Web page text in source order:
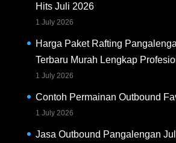
Hits Juli 2026
1 July 2026
Harga Paket Rafting
Terbaru Murah Lengkap
1 July 2026
Contoh Permainan Outbound
1 July 2026
Jasa Outbound Pangalengan